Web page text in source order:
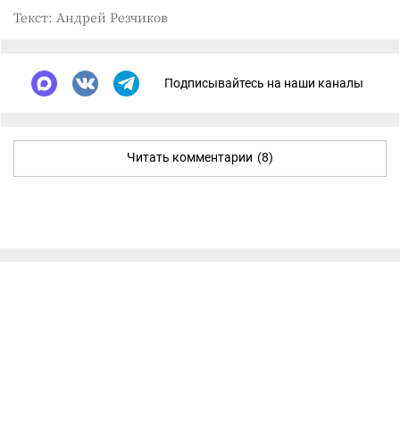
Текст: Андрей Резчиков
Подписывайтесь на наши каналы
Читать комментарии (8)